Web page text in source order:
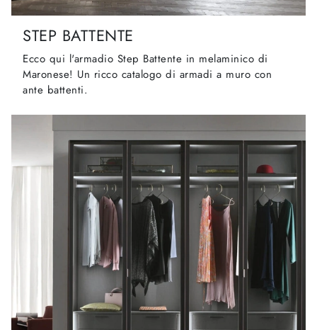
STEP BATTENTE
Ecco qui l'armadio Step Battente in melaminico di
Maronese! Un ricco catalogo di armadi a muro con
ante battenti.